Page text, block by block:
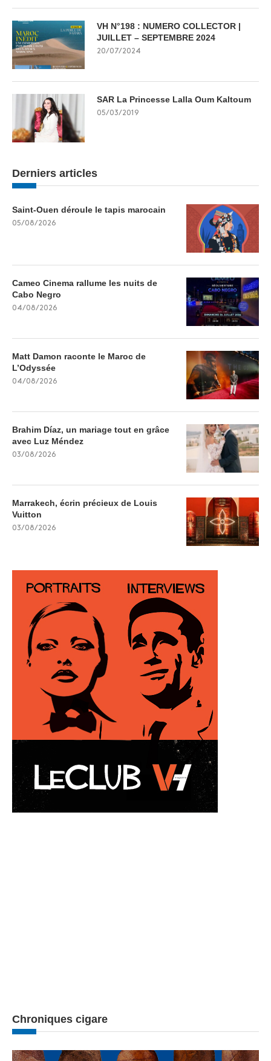
VH N°198 : NUMERO COLLECTOR |
JUILLET – SEPTEMBRE 2024
20/07/2024
SAR La Princesse Lalla Oum Kaltoum
05/03/2019
Derniers articles
Saint-Ouen déroule le tapis marocain
05/08/2026
Cameo Cinema rallume les nuits de
Cabo Negro
04/08/2026
Matt Damon raconte le Maroc de
L’Odyssée
04/08/2026
Brahim Díaz, un mariage tout en grâce
avec Luz Méndez
03/08/2026
Marrakech, écrin précieux de Louis
Vuitton
03/08/2026
Chroniques cigare